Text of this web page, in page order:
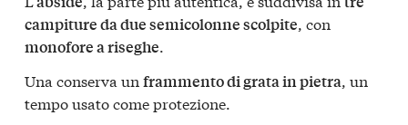
campiture da due semicolonne scolpite, con
monofore a riseghe.
Una conserva un frammento di grata in pietra, un
tempo usato come protezione.